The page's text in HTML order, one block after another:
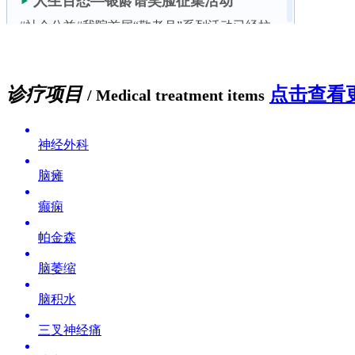
诊疗项目 / Medical treatment items 点击查看
神经外科
脑瘫
癫痫
帕金森
脑萎缩
脑积水
三叉神经痛